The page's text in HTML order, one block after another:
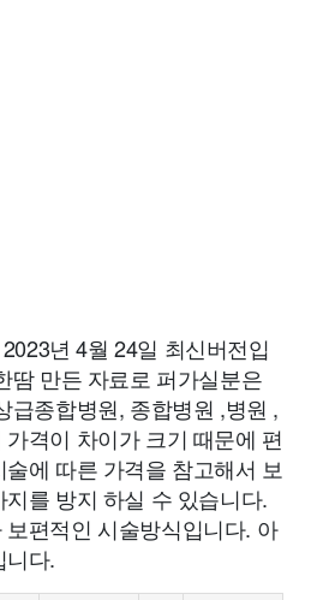
년 4월 24일 최신버전입
땀 만든 자료로 퍼가실분은
급종합병원, 종합병원 ,병원 ,
격이 차이가 크기 때문에 편
에 따른 가격을 참고해서 보
를 방지 하실 수 있습니다.
편적인 시술방식입니다. 아
니다.